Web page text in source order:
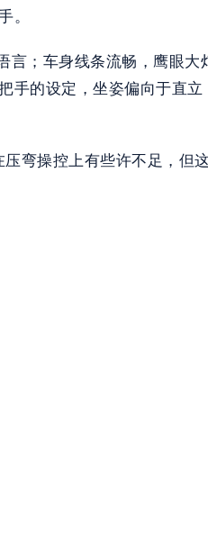
。
；车身线条流畅，鹰眼
的设定，坐姿偏向于直
弯操控上有些许不足，